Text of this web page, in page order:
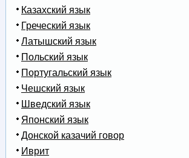
Казахский язык
Греческий язык
Латышский язык
Польский язык
Португальский язык
Чешский язык
Шведский язык
Японский язык
Донской казачий говор
Иврит